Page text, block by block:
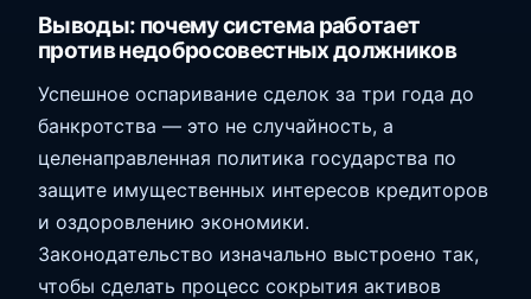
Выводы: почему система работает
против недобросовестных должников
Успешное оспаривание сделок за три года до
банкротства — это не случайность, а
целенаправленная политика государства по
защите имущественных интересов кредиторов
и оздоровлению экономики.
Законодательство изначально выстроено так,
чтобы сделать процесс сокрытия активов